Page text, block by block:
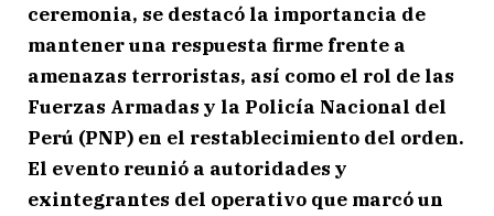
ceremonia, se destacó la importancia de
mantener una respuesta firme frente a
amenazas terroristas, así como el rol de las
Fuerzas Armadas y la Policía Nacional del
Perú (PNP) en el restablecimiento del orden.
El evento reunió a autoridades y
exintegrantes del operativo que marcó un